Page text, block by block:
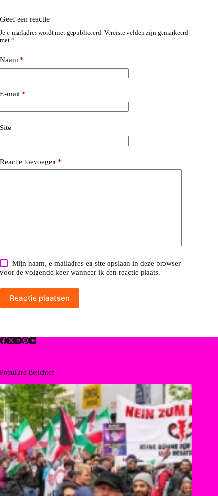
Geef een reactie
Je e-mailadres wordt niet gepubliceerd. Vereiste velden zijn gemarkeerd
met *
Naam *
E-mail *
Site
Reactie toevoegen *
Mijn naam, e-mailadres en site opslaan in deze browser
voor de volgende keer wanneer ik een reactie plaats.
Reactie plaatsen
Populaire Berichten